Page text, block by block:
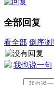
全部回复
看全部 倒序浏
我也说一句